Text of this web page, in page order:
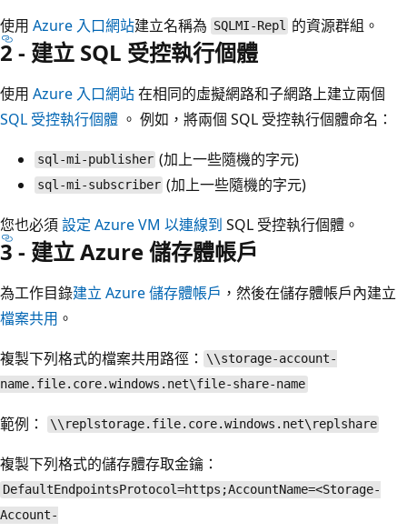
使用 Azure 入口網站建立名稱為 SQLMI-Repl 的資源群組。
2 - 建立 SQL 受控執行個體
使用 Azure 入口網站在相同的虛擬網路和子網路上建立兩個
SQL 受控執行個體 。 例如，將兩個 SQL 受控執行個體命名：
sql-mi-publisher (加上一些隨機的字元)
sql-mi-subscriber (加上一些隨機的字元)
您也必須設定 Azure VM 以連線到 SQL 受控執行個體。
3 - 建立 Azure 儲存體帳戶
為工作目錄建立 Azure 儲存體帳戶 ，然後在儲存體帳戶內建立
檔案共用 。
複製下列格式的檔案共用路徑：
\\storage-account-
name.file.core.windows.net\file-share-name
範例： \\replstorage.file.core.windows.net\replshare
複製下列格式的儲存體存取金鑰：
DefaultEndpointsProtocol=https;AccountName=<Storage-
Account-